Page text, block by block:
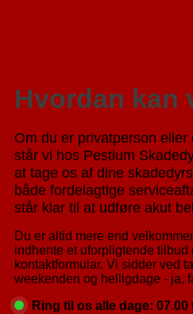
Hvordan kan
Om du er privatperson
står vi hos Pestium
at tage os af dine
både fordelagtige
står klar til at udføre akut
Du er altid mere end
indhente et uforpligtende tilbud
kontaktformular. Vi sidder ved
weekenden og helligdage - ja,
Ring til os alle dage: 07.00